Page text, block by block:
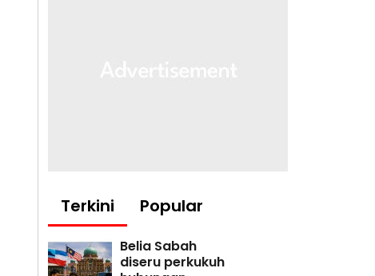
Terkini Popular
Belia Sabah
diseru perkukuh